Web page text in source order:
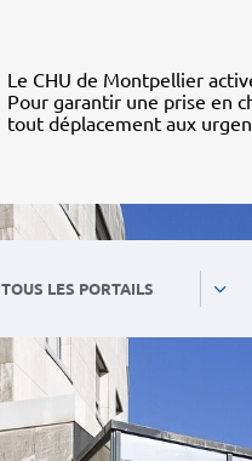
Le CHU de Montpellier
Pour garantir une prise en
tout déplacement aux
TOUS LES PORTAILS